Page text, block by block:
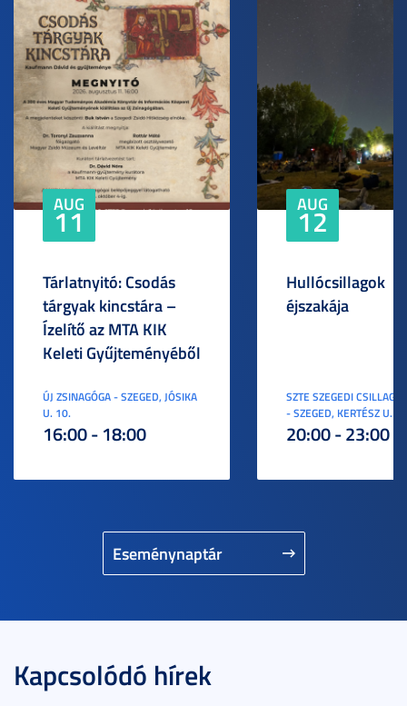
Eseménynaptár
AUG
11
Tárlatnyitó: Csodás
tárgyak kincstára –
Ízelítő az MTA KIK
Keleti Gyűjteményéből
ÚJ ZSINAGÓGA - SZEGED, JÓSIKA
U. 10.
16:00 - 18:00
AUG
12
Hullócsillagok
éjszakája
SZTE SZEGEDI
- SZEGED, KERTÉSZ U. 3.
20:00 - 23:00
Kapcsolódó hírek